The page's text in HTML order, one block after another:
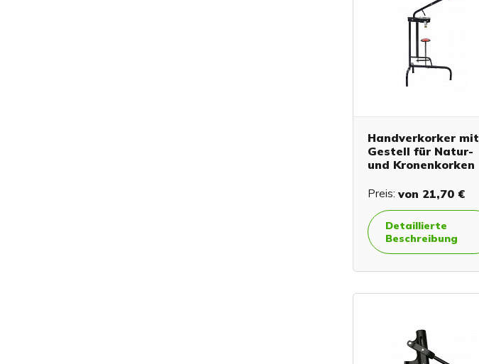
Handverkorker mit
Gestell für Natur-
und Kronenkorken
Preis: von 21,70 €
Detaillierte
Beschreibung